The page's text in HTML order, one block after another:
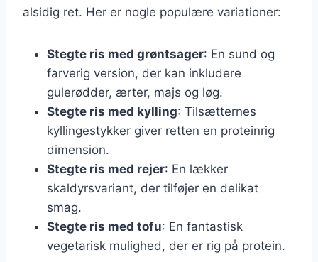
alsidig ret. Her er nogle populære variationer:
Stegte ris med grøntsager: En sund og
farverig version, der kan inkludere
gulerødder, ærter, majs og løg.
Stegte ris med kylling: Tilsætternes
kyllingestykker giver retten en proteinrig
dimension.
Stegte ris med rejer: En lækker
skaldyrsvariant, der tilføjer en delikat
smag.
Stegte ris med tofu: En fantastisk
vegetarisk mulighed, der er rig på protein.